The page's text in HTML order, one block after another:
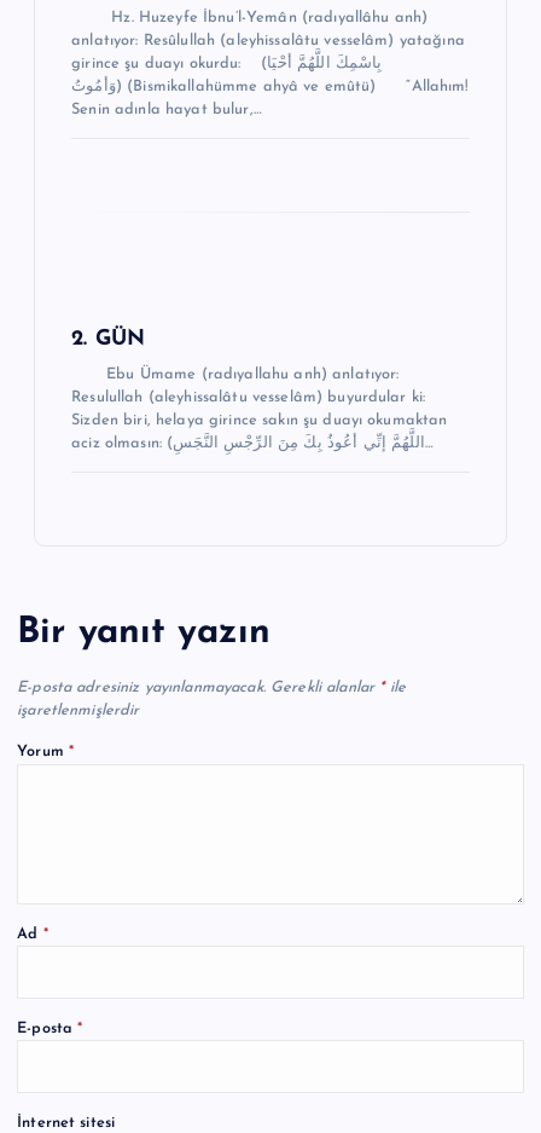
Hz. Huzeyfe İbnu’l-Yemân (radıyallâhu anh)
anlatıyor: Resûlullah (aleyhissalâtu vesselâm) yatağına
girince şu duayı okurdu: (بِاسْمِكَ اللَّهُمَّ أحْيَا
وَأمُوتُ) (Bismikallahümme ahyâ ve emûtü) “Allahım!
Senin adınla hayat bulur,…
2. GÜN
Ebu Ümame (radıyallahu anh) anlatıyor:
Resulullah (aleyhissalâtu vesselâm) buyurdular ki:
Sizden biri, helaya girince sakın şu duayı okumaktan
aciz olmasın: (اللَّهُمَّ إنِّي أعُوذُ بِكَ مِنَ الرِّجْسِ النَّجَسِ…
Bir yanıt yazın
E-posta adresiniz yayınlanmayacak. Gerekli alanlar *ile
işaretlenmişlerdir
Yorum *
Ad *
E-posta*
İnternet sitesi
A
e